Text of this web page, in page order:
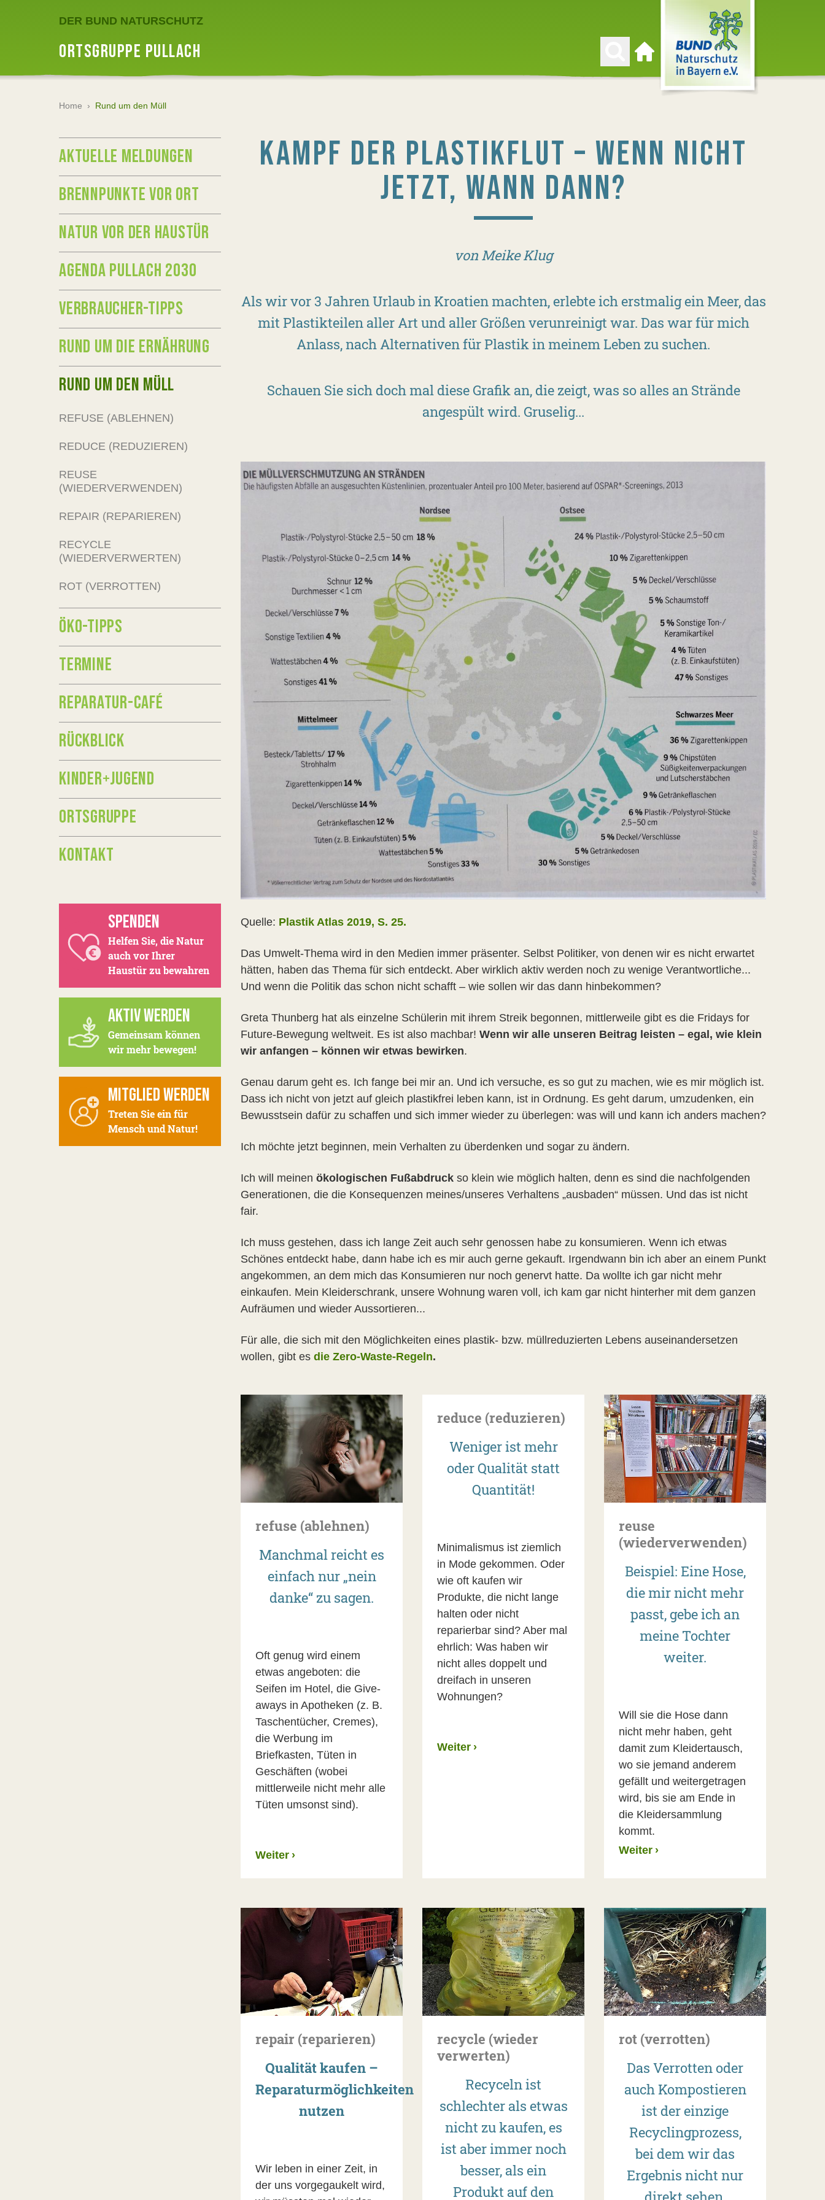
DER BUND NATURSCHUTZ
ORTSGRUPPE PULLACH
Zur Startseite
Home › Rund um den Müll
KAMPF DER PLASTIKFLUT – WENN NICHT
JETZT, WANN DANN?
von Meike Klug
Als wir vor 3 Jahren Urlaub in Kroatien machten, erlebte ich erstmalig ein Meer, das
mit Plastikteilen aller Art und aller Größen verunreinigt war. Das war für mich
Anlass, nach Alternativen für Plastik in meinem Leben zu suchen.
Schauen Sie sich doch mal diese Grafik an, die zeigt, was so alles an Strände
angespült wird. Gruselig...
Quelle: Plastik Atlas 2019, S. 25.
Das Umwelt-Thema wird in den Medien immer präsenter. Selbst Politiker, von denen wir es nicht erwartet
hätten, haben das Thema für sich entdeckt. Aber wirklich aktiv werden noch zu wenige Verantwortliche...
Und wenn die Politik das schon nicht schafft – wie sollen wir das dann hinbekommen?
Greta Thunberg hat als einzelne Schülerin mit ihrem Streik begonnen, mittlerweile gibt es die Fridays for
Future-Bewegung weltweit. Es ist also machbar! Wenn wir alle unseren Beitrag leisten – egal, wie klein
wir anfangen – können wir etwas bewirken.
Genau darum geht es. Ich fange bei mir an. Und ich versuche, es so gut zu machen, wie es mir möglich ist.
Dass ich nicht von jetzt auf gleich plastikfrei leben kann, ist in Ordnung. Es geht darum, umzudenken, ein
Bewusstsein dafür zu schaffen und sich immer wieder zu überlegen: was will und kann ich anders machen?
Ich möchte jetzt beginnen, mein Verhalten zu überdenken und sogar zu ändern.
Ich will meinen ökologischen Fußabdruck so klein wie möglich halten, denn es sind die nachfolgenden
Generationen, die die Konsequenzen meines/unseres Verhaltens „ausbaden“ müssen. Und das ist nicht
fair.
Ich muss gestehen, dass ich lange Zeit auch sehr genossen habe zu konsumieren. Wenn ich etwas
Schönes entdeckt habe, dann habe ich es mir auch gerne gekauft. Irgendwann bin ich aber an einem Punkt
angekommen, an dem mich das Konsumieren nur noch genervt hatte. Da wollte ich gar nicht mehr
einkaufen. Mein Kleiderschrank, unsere Wohnung waren voll, ich kam gar nicht hinterher mit dem ganzen
Aufräumen und wieder Aussortieren...
Für alle, die sich mit den Möglichkeiten eines plastik- bzw. müllreduzierten Lebens auseinandersetzen
wollen, gibt es die Zero-Waste-Regeln.
refuse (ablehnen)
Manchmal reicht es
einfach nur „nein
danke“ zu sagen.
Oft genug wird einem
etwas angeboten: die
Seifen im Hotel, die Give-
aways in Apotheken (z. B.
Taschentücher, Cremes),
die Werbung im
Briefkasten, Tüten in
Geschäften (wobei
mittlerweile nicht mehr alle
Tüten umsonst sind).
Weiter ›
reduce (reduzieren)
Weniger ist mehr
oder Qualität statt
Quantität!
Minimalismus ist ziemlich
in Mode gekommen. Oder
wie oft kaufen wir
Produkte, die nicht lange
halten oder nicht
reparierbar sind? Aber mal
ehrlich: Was haben wir
nicht alles doppelt und
dreifach in unseren
Wohnungen?
Weiter ›
reuse
(wiederverwenden)
Beispiel: Eine Hose,
die mir nicht mehr
passt, gebe ich an
meine Tochter
weiter.
Will sie die Hose dann
nicht mehr haben, geht
damit zum Kleidertausch,
wo sie jemand anderem
gefällt und weitergetragen
wird, bis sie am Ende in
die Kleidersammlung
kommt.
Weiter ›
repair (reparieren)
Qualität kaufen –
Reparaturmöglichkeiten
nutzen
Wir leben in einer Zeit, in
der uns vorgegaukelt wird,
recycle (wieder
verwerten)
Recyceln ist
schlechter als etwas
nicht zu kaufen, es
ist aber immer noch
besser, als ein
Produkt auf den
rot (verrotten)
Das Verrotten oder
auch Kompostieren
ist der einzige
Recyclingprozess,
bei dem wir das
Ergebnis nicht nur
AKTUELLE MELDUNGEN
BRENNPUNKTE VOR ORT
NATUR VOR DER HAUSTÜR
AGENDA PULLACH 2030
VERBRAUCHER-TIPPS
RUND UM DIE ERNÄHRUNG
RUND UM DEN MÜLL
REFUSE (ABLEHNEN)
REDUCE (REDUZIEREN)
REUSE
(WIEDERVERWENDEN)
REPAIR (REPARIEREN)
RECYCLE
(WIEDERVERWERTEN)
ROT (VERROTTEN)
ÖKO-TIPPS
TERMINE
REPARATUR-CAFÉ
RÜCKBLICK
KINDER+JUGEND
ORTSGRUPPE
KONTAKT
SPENDEN
Helfen Sie, die Natur
auch vor Ihrer
Haustür zu bewahren
AKTIV WERDEN
Gemeinsam können
wir mehr bewegen!
MITGLIED WERDEN
Treten Sie ein für
Mensch und Natur!